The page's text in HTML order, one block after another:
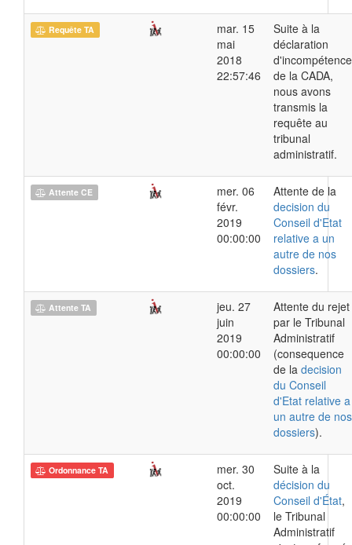
Requête TA
mar. 15
mai
2018
22:57:46
Suite à la
déclaration
d'incompétence
de la CADA,
nous avons
transmis la
requête au
tribunal
administratif.
Attente CE
mer. 06
févr.
2019
00:00:00
Attente de la
decision du
Conseil d'Etat
relative a un
autre de nos
dossiers.
Attente TA
jeu. 27
juin
2019
00:00:00
Attente du rejet
par le Tribunal
Administratif
(consequence
de la decision
du Conseil
d'Etat relative a
un autre de nos
dossiers).
Ordonnance TA
mer. 30
oct.
2019
00:00:00
Suite à la
décision du
Conseil d'État,
le Tribunal
Administratif